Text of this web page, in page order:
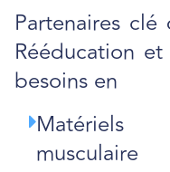
Partenaires
Rééducation
besoins en
Matériels
musculaire